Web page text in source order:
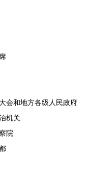
和地方各级人民政府
机关
院